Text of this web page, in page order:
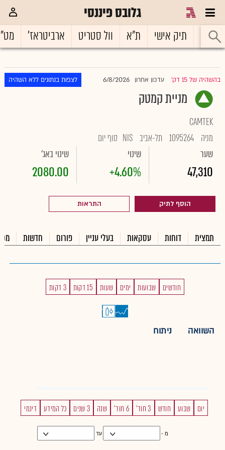
גלובס פיננסי
ראשי תיק אישי ת"א וול סטריט ארביטראז'
בהשהיה של 15 דק' עדכון אחרון 6/8/2026 לצפות בנתונים ללא השהיה
מניית קמטק
CAMTEK
מניה 1095264 תל-אביב NIS סוף יום
שער
47,310
שינוי
+4.60%
שינוי באג'
2080.00
הוסף לתיק התראות
תמצית דוחות עסקאות בעלי עניין פורום חדשות
חודשים שבועות ימים שעות 15 דקות 3 דקות
השוואה ניתוח
יום שבוע חודש 3 חוד' 6 חוד' שנה 3 שנים כל המידע דינמי
מ - עד